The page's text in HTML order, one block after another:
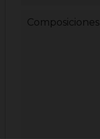
Composiciones